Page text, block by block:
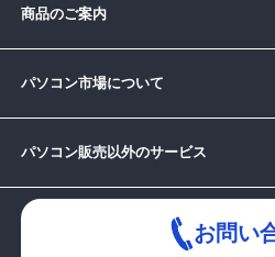
商品のご案内
パソコン市場について
パソコン販売以外のサービス
お問い